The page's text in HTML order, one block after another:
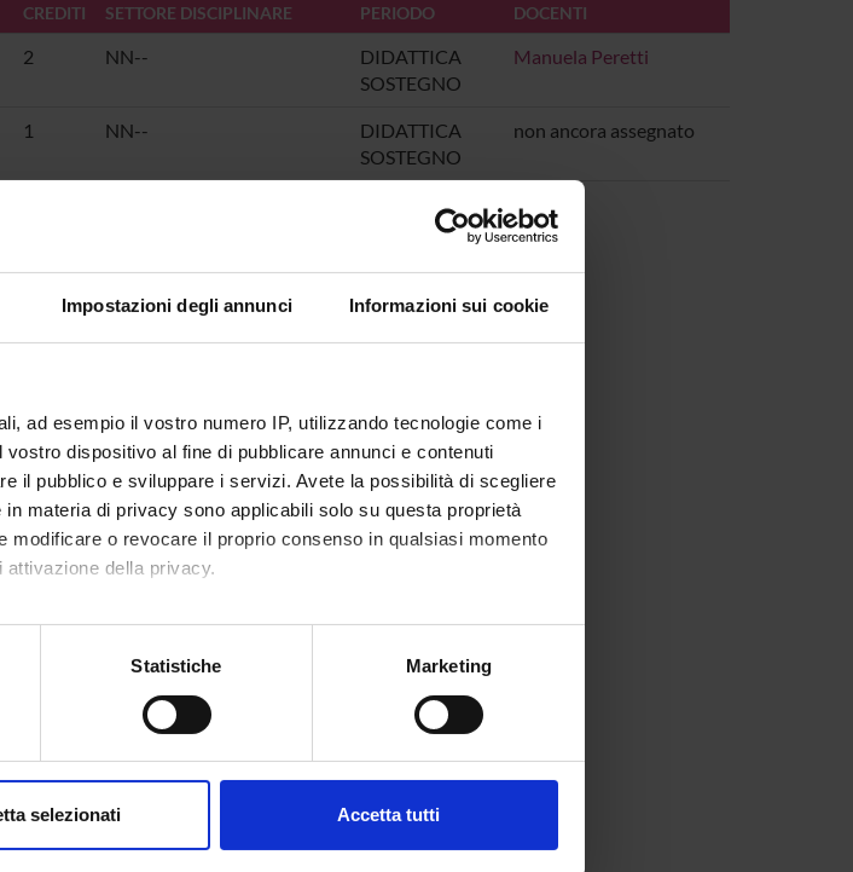
Impostazioni degli annunci Informazioni sui cookie
ad esempio il vostro numero IP, utilizzando tecnologie come i
dispositivo al fine di pubblicare annunci e contenuti
il pubblico e sviluppare i servizi. Avete la possibilità di scegliere
materia di privacy sono applicabili solo su questa proprietà
o revocare il proprio consenso in qualsiasi momento
della privacy.
con un'approssimazione di qualche metro,
dalla Dichiarazione sui cookie.
Statistiche Marketing
selezionati Accetta tutti
CREDITI SETTORE DISCIPLINARE PERIODO DOCENTI
2 NN--
DIDATTICA
SOSTEGNO
Manuela Peretti
1 NN--
DIDATTICA
SOSTEGNO
non ancora assegnato